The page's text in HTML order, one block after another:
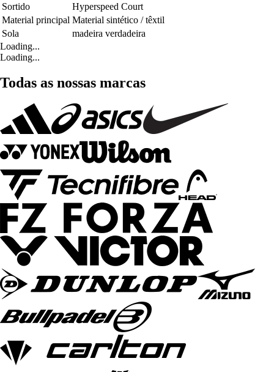
Sortido
Hyperspeed Court
Material principal Material sintético / têxtil
Sola
madeira verdadeira
Loading...
Loading...
Todas as nossas marcas